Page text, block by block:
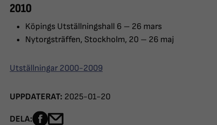
2010
Köpings Utställningshall 6 – 26 mars
Nytorgsträffen, Stockholm, 20 – 26 maj
Utställningar 2000-2009
UPPDATERAT: 2025-01-20
DELA: Dela sidan på Facebook